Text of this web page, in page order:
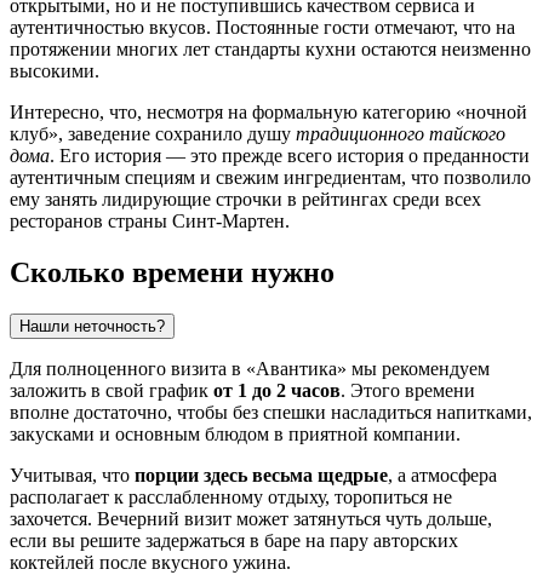
открытыми, но и не поступившись качеством сервиса и
аутентичностью вкусов. Постоянные гости отмечают, что на
протяжении многих лет стандарты кухни остаются неизменно
высокими.
Интересно, что, несмотря на формальную категорию «ночной
клуб», заведение сохранило душу традиционного тайского
дома. Его история — это прежде всего история о преданности
аутентичным специям и свежим ингредиентам, что позволило
ему занять лидирующие строчки в рейтингах среди всех
ресторанов страны Синт-Мартен.
Сколько времени нужно
Нашли неточность?
Для полноценного визита в «Авантика» мы рекомендуем
заложить в свой график от 1 до 2 часов. Этого времени
вполне достаточно, чтобы без спешки насладиться напитками,
закусками и основным блюдом в приятной компании.
Учитывая, что порции здесь весьма щедрые, а атмосфера
располагает к расслабленному отдыху, торопиться не
захочется. Вечерний визит может затянуться чуть дольше,
если вы решите задержаться в баре на пару авторских
коктейлей после вкусного ужина.